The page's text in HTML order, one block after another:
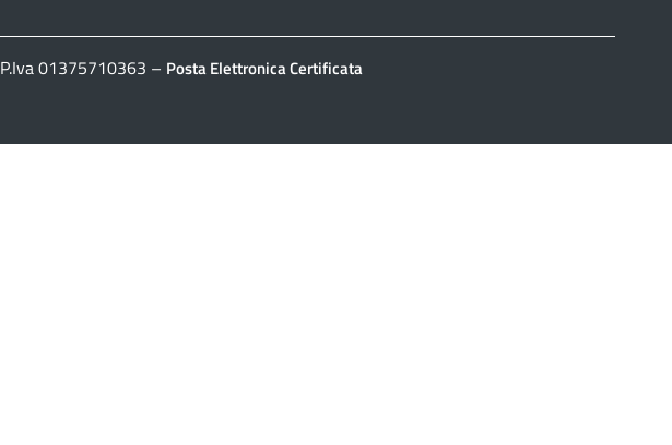
01375710363 – Posta Elettronica Certificata